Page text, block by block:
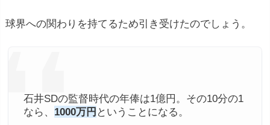
球界への関わりを持てるため引き受けたのでしょう。
石井SDの監督時代の年俸は1億円。その10分の1
なら、 1000万円 ということになる。